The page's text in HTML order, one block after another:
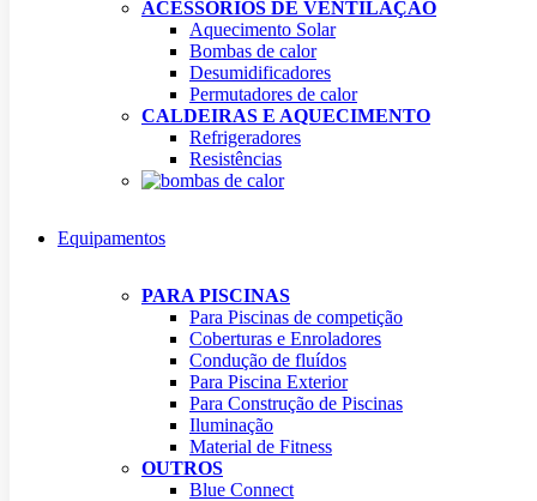
ACESSÓRIOS DE VENTILAÇÃO
Aquecimento Solar
Bombas de calor
Desumidificadores
Permutadores de calor
CALDEIRAS E AQUECIMENTO
Refrigeradores
Resistências
Equipamentos
PARA PISCINAS
Para Piscinas de competição
Coberturas e Enroladores
Condução de fluídos
Para Piscina Exterior
Para Construção de Piscinas
Iluminação
Material de Fitness
OUTROS
Blue Connect